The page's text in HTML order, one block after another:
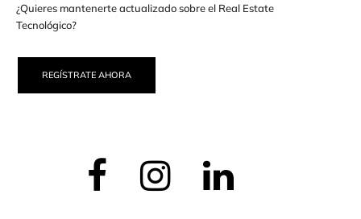
¿Quieres mantenerte actualizado sobre el Real Estate
Tecnológico?
REGÍSTRATE AHORA